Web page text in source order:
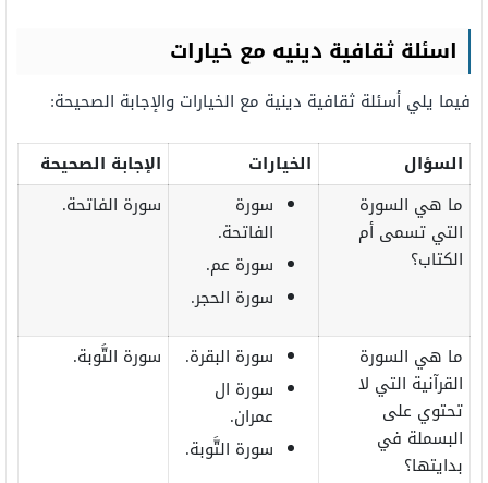
اسئلة ثقافية دينيه مع خيارات
فيما يلي أسئلة ثقافية دينية مع الخيارات والإجابة الصحيحة:
السؤال الخيارات
الإجابة الصحيحة
ما هي السورة
التي تسمى أم
الكتاب؟
سورة
الفاتحة.
سورة عم.
سورة الحجر.
سورة الفاتحة.
ما هي السورة
القرآنية التي لا
تحتوي على
البسملة في
بدايتها؟
سورة البقرة.
سورة ال
عمران.
سورة التَّوبة.
سورة التَّوبة.